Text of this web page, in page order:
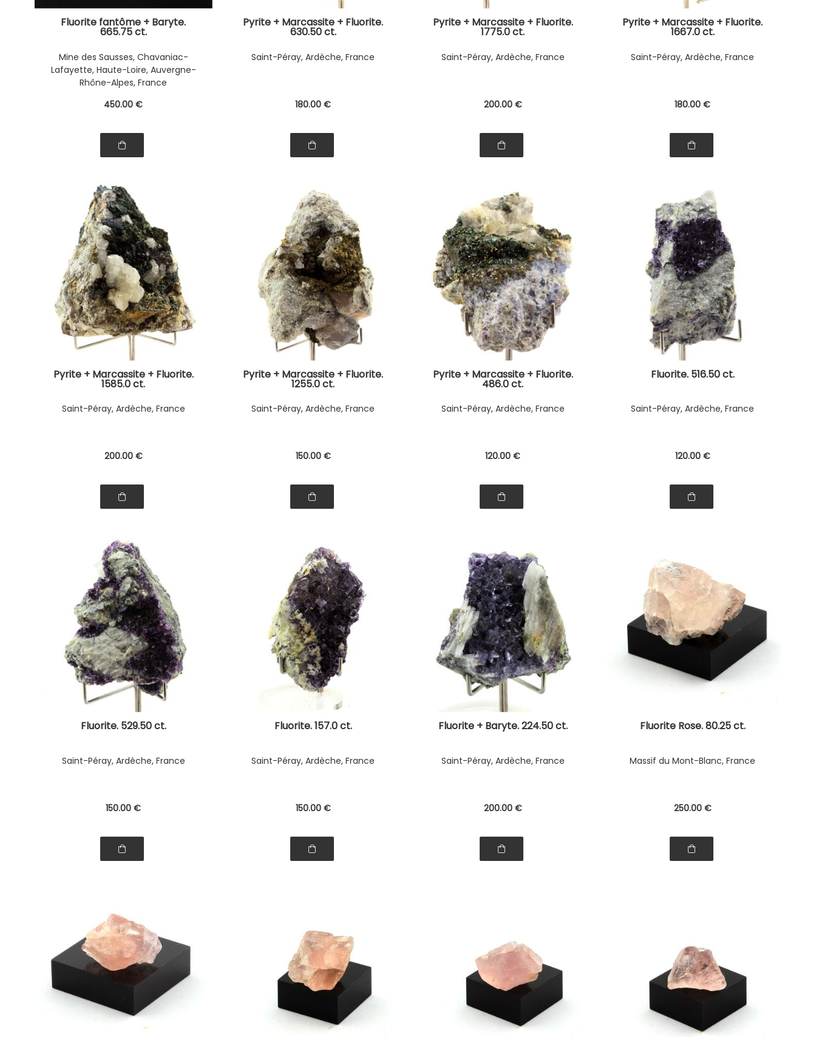
Fluorite fantôme + Baryte.
665.75 ct.
Mine des Sausses, Chavaniac-
Lafayette, Haute-Loire, Auvergne-
Rhône-Alpes, France
450.00 €
Pyrite + Marcassite + Fluorite.
630.50 ct.
Saint-Péray, Ardèche, France
180.00 €
Pyrite + Marcassite + Fluorite.
1775.0 ct.
Saint-Péray, Ardèche, France
200.00 €
Pyrite + Marcassite + Fluorite.
1667.0 ct.
Saint-Péray, Ardèche, France
180.00 €
Pyrite + Marcassite + Fluorite.
1585.0 ct.
Saint-Péray, Ardèche, France
200.00 €
Pyrite + Marcassite + Fluorite.
1255.0 ct.
Saint-Péray, Ardèche, France
150.00 €
Pyrite + Marcassite + Fluorite.
486.0 ct.
Saint-Péray, Ardèche, France
120.00 €
Fluorite. 516.50 ct.
Saint-Péray, Ardèche, France
120.00 €
Fluorite. 529.50 ct.
Saint-Péray, Ardèche, France
150.00 €
Fluorite. 157.0 ct.
Saint-Péray, Ardèche, France
150.00 €
Fluorite + Baryte. 224.50 ct.
Saint-Péray, Ardèche, France
200.00 €
Fluorite Rose. 80.25 ct.
Massif du Mont-Blanc, France
250.00 €